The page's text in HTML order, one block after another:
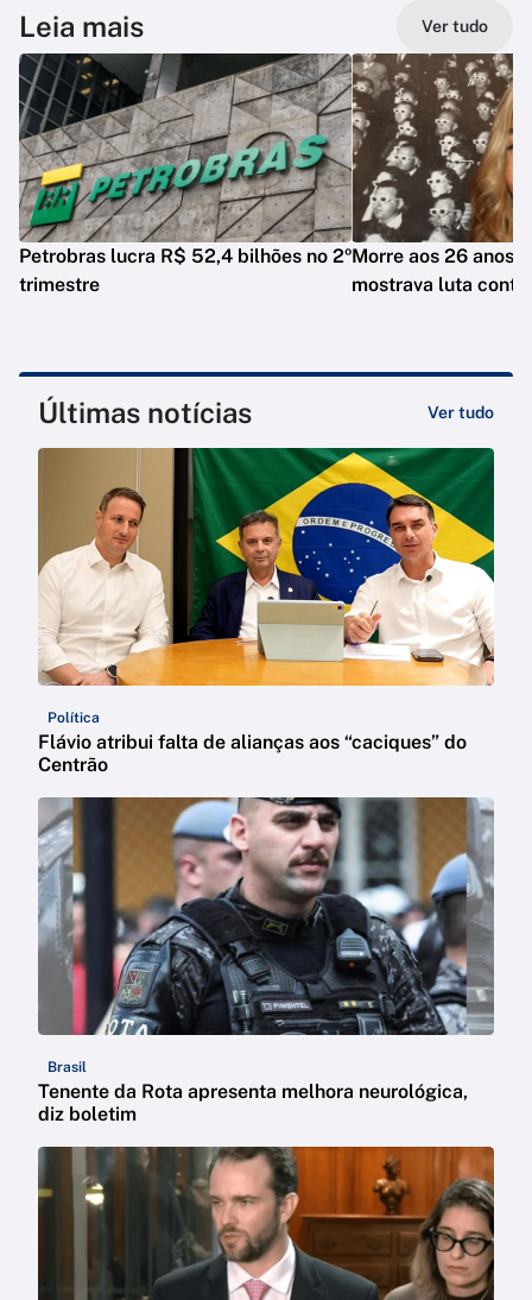
Leia mais Ver tudo
Petrobras lucra R$ 52,4 bilhões no 2º
trimestre
Morre aos 26 anos
mostrava luta
Últimas notícias Ver tudo
Política
Flávio atribui falta de alianças aos “caciques” do
Centrão
Brasil
Tenente da Rota apresenta melhora neurológica,
diz boletim